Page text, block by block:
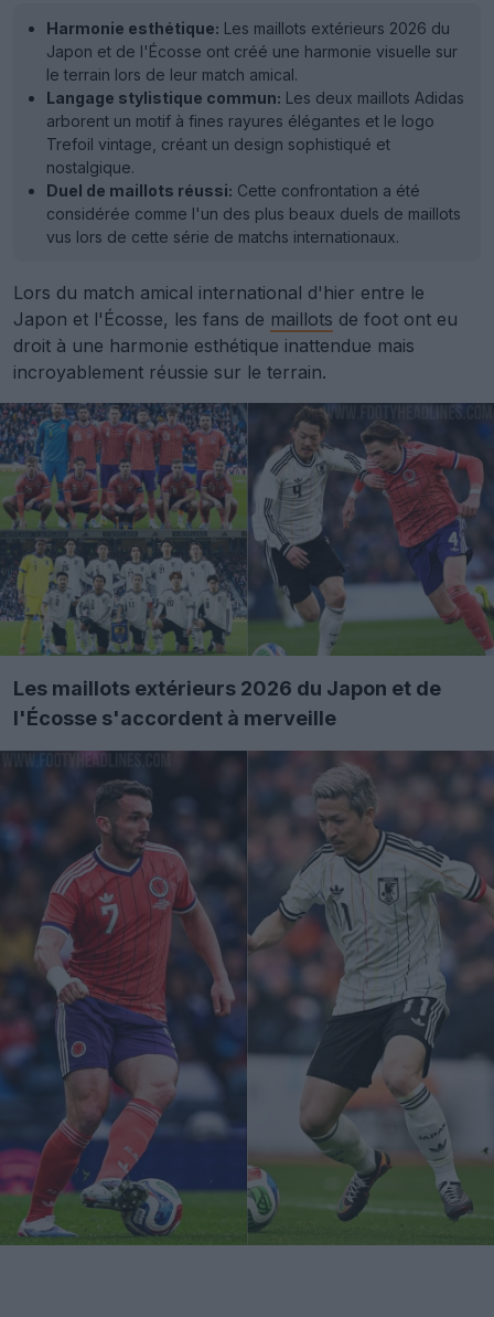
Harmonie esthétique: Les maillots extérieurs 2026 du
Japon et de l'Écosse ont créé une harmonie visuelle sur
le terrain lors de leur match amical.
Langage stylistique commun: Les deux maillots Adidas
arborent un motif à fines rayures élégantes et le logo
Trefoil vintage, créant un design sophistiqué et
nostalgique.
Duel de maillots réussi: Cette confrontation a été
considérée comme l'un des plus beaux duels de maillots
vus lors de cette série de matchs internationaux.
Lors du match amical international d'hier entre le
Japon et l'Écosse, les fans de maillots de foot ont eu
droit à une harmonie esthétique inattendue mais
incroyablement réussie sur le terrain.
Les maillots extérieurs 2026 du Japon et de
l'Écosse s'accordent à merveille